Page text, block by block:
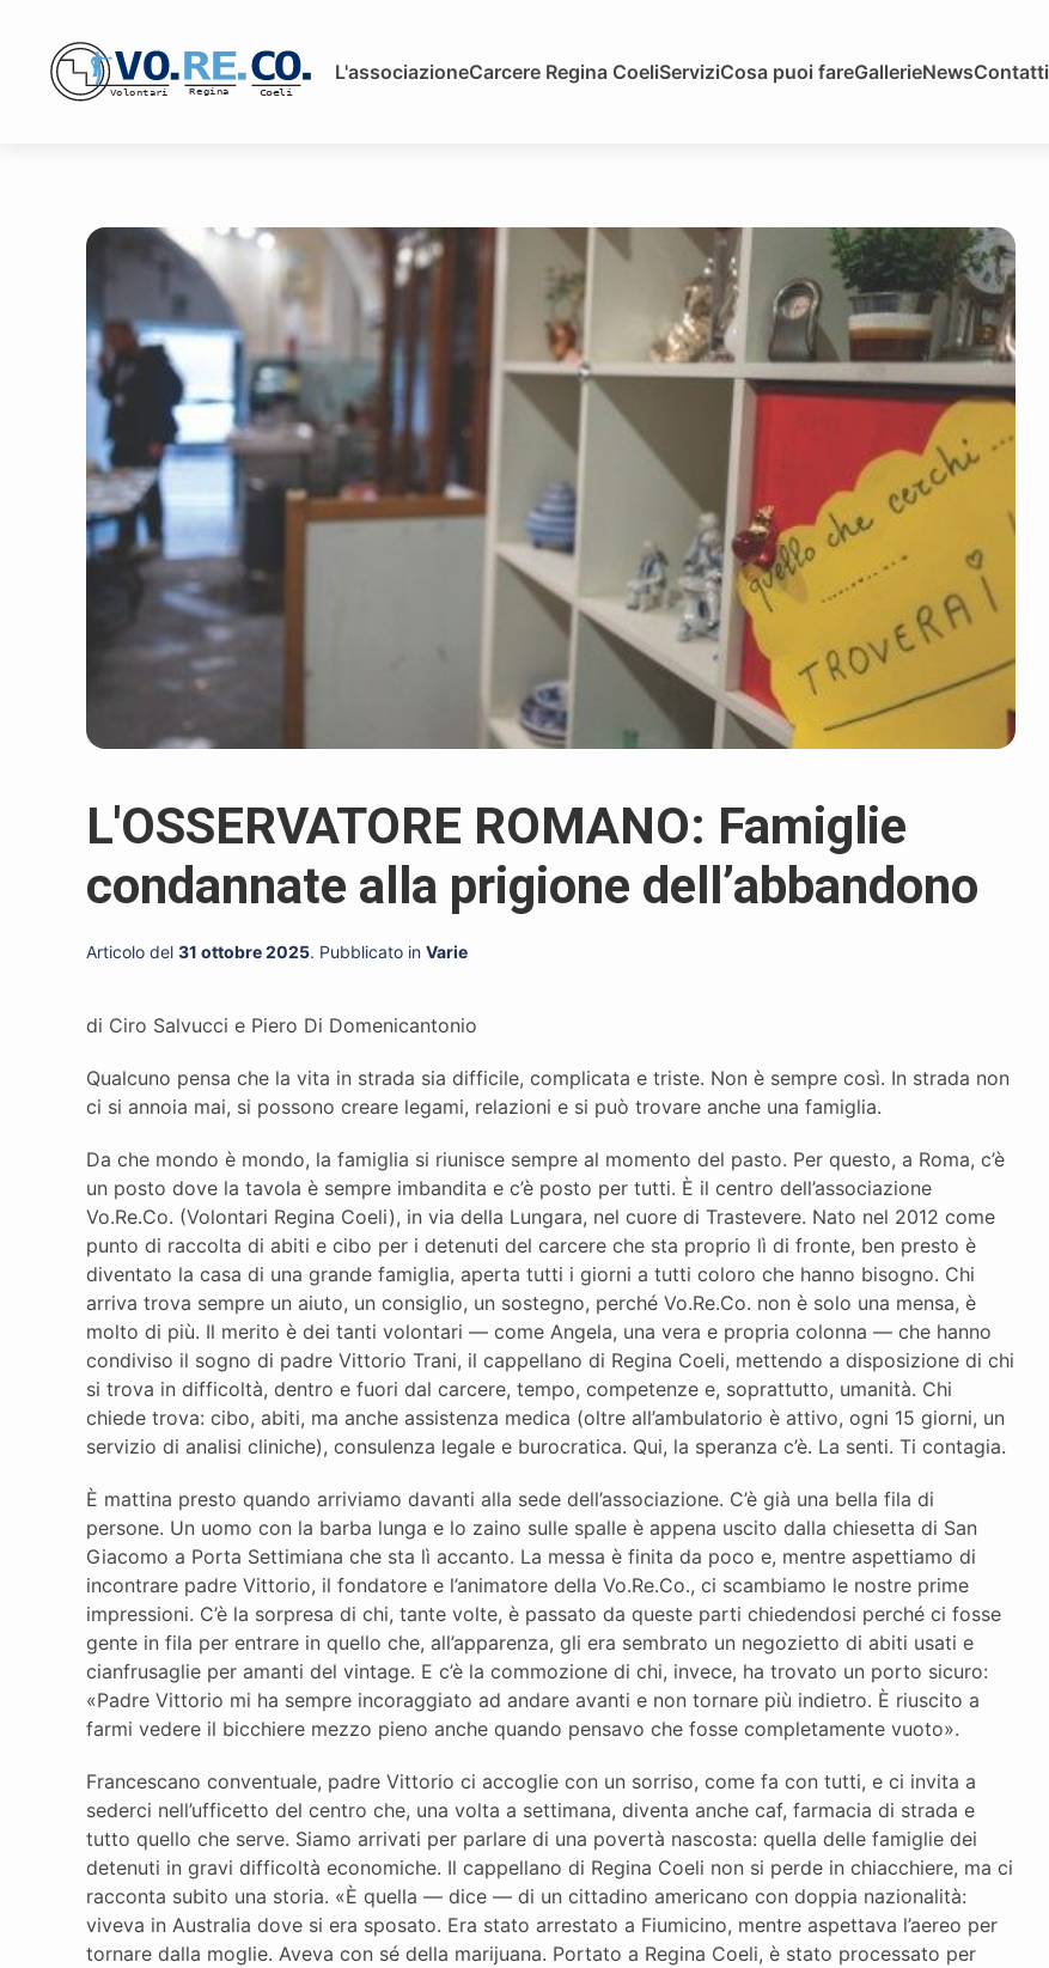
L'associazioneCarcere Regina CoeliServiziCosa puoi fareGallerieNewsContatti
L'OSSERVATORE ROMANO: Famiglie
condannate alla prigione dell’abbandono
Articolo del 31 ottobre 2025. Pubblicato in Varie
di Ciro Salvucci e Piero Di Domenicantonio
Qualcuno pensa che la vita in strada sia difficile, complicata e triste. Non è sempre così. In strada non
ci si annoia mai, si possono creare legami, relazioni e si può trovare anche una famiglia.
Da che mondo è mondo, la famiglia si riunisce sempre al momento del pasto. Per questo, a Roma, c’è
un posto dove la tavola è sempre imbandita e c’è posto per tutti. È il centro dell’associazione
Vo.Re.Co. (Volontari Regina Coeli), in via della Lungara, nel cuore di Trastevere. Nato nel 2012 come
punto di raccolta di abiti e cibo per i detenuti del carcere che sta proprio lì di fronte, ben presto è
diventato la casa di una grande famiglia, aperta tutti i giorni a tutti coloro che hanno bisogno. Chi
arriva trova sempre un aiuto, un consiglio, un sostegno, perché Vo.Re.Co. non è solo una mensa, è
molto di più. Il merito è dei tanti volontari — come Angela, una vera e propria colonna — che hanno
condiviso il sogno di padre Vittorio Trani, il cappellano di Regina Coeli, mettendo a disposizione di chi
si trova in difficoltà, dentro e fuori dal carcere, tempo, competenze e, soprattutto, umanità. Chi
chiede trova: cibo, abiti, ma anche assistenza medica (oltre all’ambulatorio è attivo, ogni 15 giorni, un
servizio di analisi cliniche), consulenza legale e burocratica. Qui, la speranza c’è. La senti. Ti contagia.
È mattina presto quando arriviamo davanti alla sede dell’associazione. C’è già una bella fila di
persone. Un uomo con la barba lunga e lo zaino sulle spalle è appena uscito dalla chiesetta di San
Giacomo a Porta Settimiana che sta lì accanto. La messa è finita da poco e, mentre aspettiamo di
incontrare padre Vittorio, il fondatore e l’animatore della Vo.Re.Co., ci scambiamo le nostre prime
impressioni. C’è la sorpresa di chi, tante volte, è passato da queste parti chiedendosi perché ci fosse
gente in fila per entrare in quello che, all’apparenza, gli era sembrato un negozietto di abiti usati e
cianfrusaglie per amanti del vintage. E c’è la commozione di chi, invece, ha trovato un porto sicuro:
«Padre Vittorio mi ha sempre incoraggiato ad andare avanti e non tornare più indietro. È riuscito a
farmi vedere il bicchiere mezzo pieno anche quando pensavo che fosse completamente vuoto».
Francescano conventuale, padre Vittorio ci accoglie con un sorriso, come fa con tutti, e ci invita a
sederci nell’ufficetto del centro che, una volta a settimana, diventa anche caf, farmacia di strada e
tutto quello che serve. Siamo arrivati per parlare di una povertà nascosta: quella delle famiglie dei
detenuti in gravi difficoltà economiche. Il cappellano di Regina Coeli non si perde in chiacchiere, ma ci
racconta subito una storia. «È quella — dice — di un cittadino americano con doppia nazionalità:
viveva in Australia dove si era sposato. Era stato arrestato a Fiumicino, mentre aspettava l’aereo per
tornare dalla moglie. Aveva con sé della marijuana. Portato a Regina Coeli, è stato processato per